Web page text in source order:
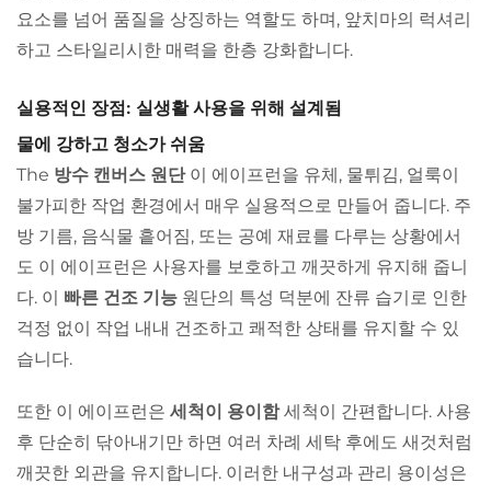
요소를 넘어 품질을 상징하는 역할도 하며, 앞치마의 럭셔리
하고 스타일리시한 매력을 한층 강화합니다.
실용적인 장점: 실생활 사용을 위해 설계됨
물에 강하고 청소가 쉬움
The 방수 캔버스 원단 이 에이프런을 유체, 물튀김, 얼룩이
불가피한 작업 환경에서 매우 실용적으로 만들어 줍니다. 주
방 기름, 음식물 흩어짐, 또는 공예 재료를 다루는 상황에서
도 이 에이프런은 사용자를 보호하고 깨끗하게 유지해 줍니
다. 이 빠른 건조 기능 원단의 특성 덕분에 잔류 습기로 인한
걱정 없이 작업 내내 건조하고 쾌적한 상태를 유지할 수 있
습니다.
또한 이 에이프런은 세척이 용이함세척이 간편합니다. 사용
후 단순히 닦아내기만 하면 여러 차례 세탁 후에도 새것처럼
깨끗한 외관을 유지합니다. 이러한 내구성과 관리 용이성은